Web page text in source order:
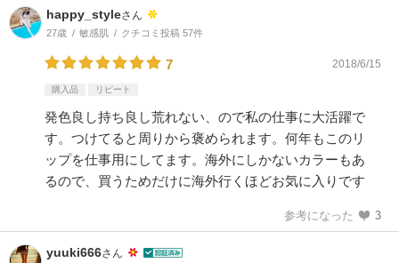
happy_styleさん
27歳 敏感肌 クチコミ投稿 57件
7 2018/6/15
購入品 リピート
発色良し持ち良し荒れない、ので私の仕事に大活躍で
す。つけてると周りから褒められます。何年もこのリ
ップを仕事用にしてます。海外にしかないカラーもあ
るので、買うためだけに海外行くほどお気に入りです
参考になった 3
yuuki666さん